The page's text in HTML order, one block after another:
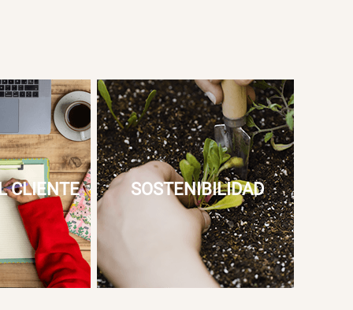
CLIENTE SOSTENIBILIDAD